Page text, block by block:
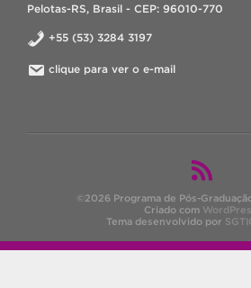
Pelotas-RS, Brasil - CEP: 96010-770
+55 (53) 3284 3197
clique para ver o e-mail
©2026 Programa de Pós-
Criado com
Tema desenvolvido por